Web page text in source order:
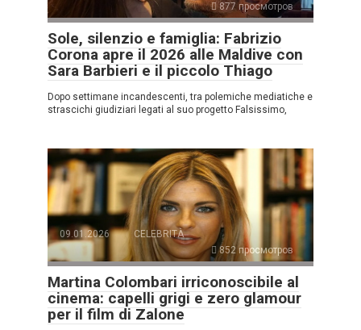
877 просмотров
Sole, silenzio e famiglia: Fabrizio
Corona apre il 2026 alle Maldive con
Sara Barbieri e il piccolo Thiago
Dopo settimane incandescenti, tra polemiche mediatiche e
strascichi giudiziari legati al suo progetto Falsissimo,
09.01.2026
CELEBRITÀ
852 просмотров
Martina Colombari irriconoscibile al
cinema: capelli grigi e zero glamour
per il film di Zalone